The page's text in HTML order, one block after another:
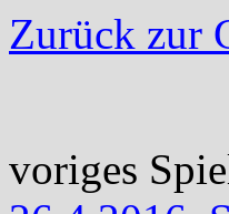
Zurück zur
voriges